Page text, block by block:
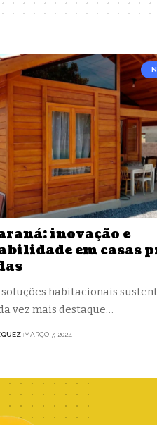
inovação e
em casas
soluções habitacionais
vez mais destaque…
MARÇO 7, 2024